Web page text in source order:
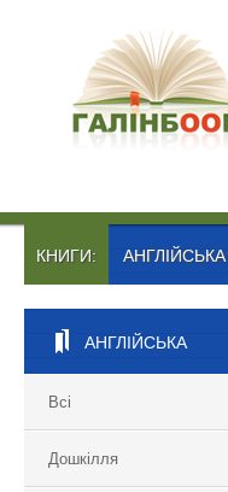
КНИГИ: АНГЛІЙСЬКА
АНГЛІЙСЬКА
Всі
Дошкілля